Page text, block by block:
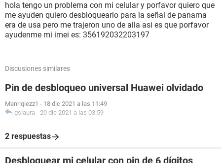
hola tengo un problema con mi celular y porfavor quiero que
me ayuden quiero desbloquearlo para la señal de panama
era de usa pero me trajeron uno de alla asi es que porfavor
ayudenme mi imei es: 356192032203197
Discusiones similares
Pin de desbloqueo universal Huawei olvidado
Manriqiezz1 - 18 dic 2021 a las 11:49
gslaura - 20 dic 2021 a las 03:59
2 respuestas
Desbloquear mi celular con pin de 6 dígitos